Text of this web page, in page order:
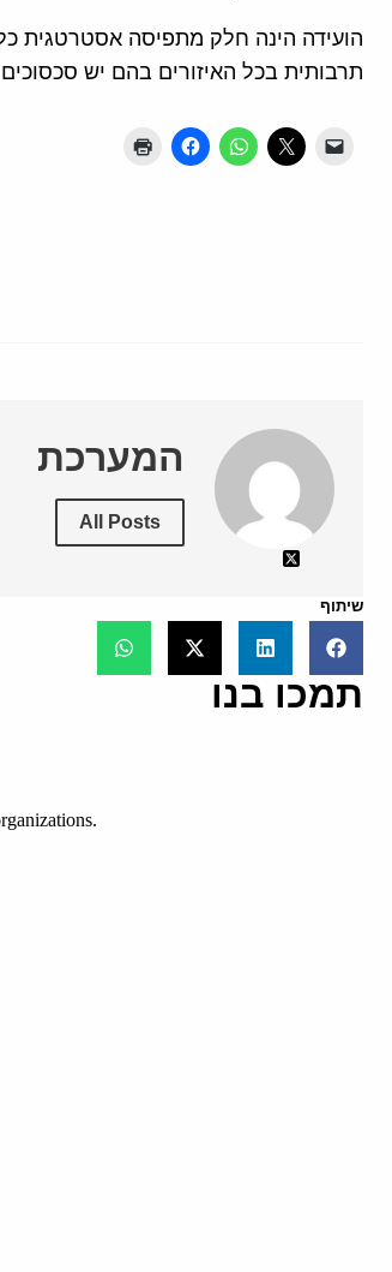
הועידה הינה חלק מתפיסה אסטרטגית
תרבותית בכל האיזורים בהם יש סכסוכים
המערכת
All Posts
שיתוף
תמכו בנו